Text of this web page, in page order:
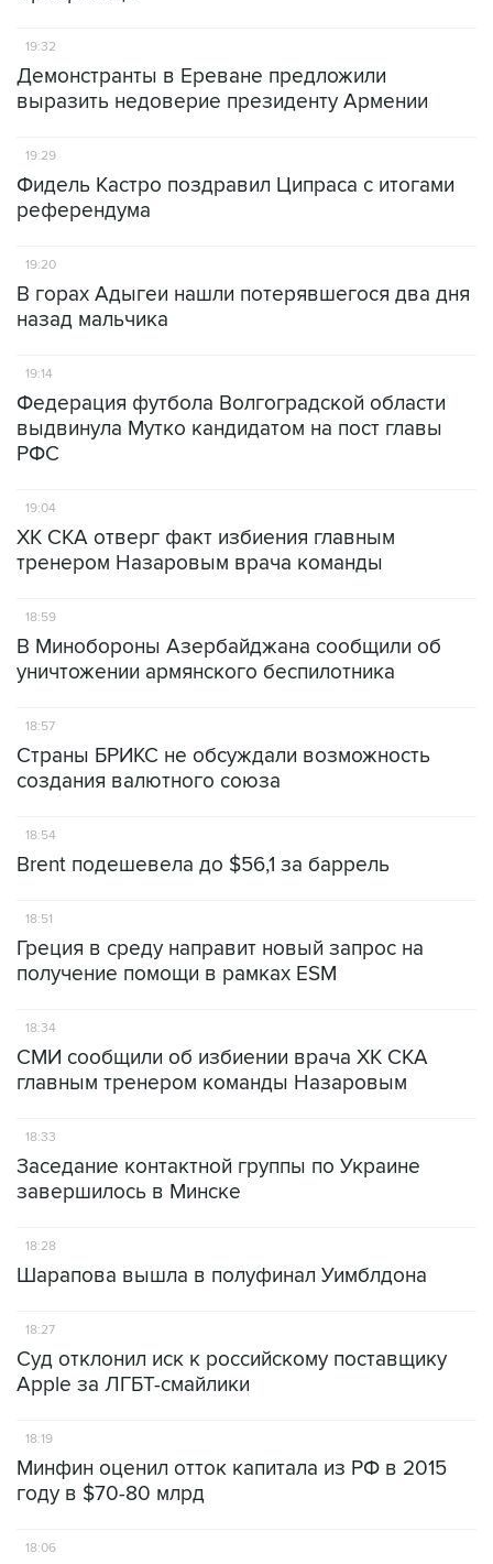
19:32
Демонстранты в Ереване предложили
выразить недоверие президенту Армении
19:29
Фидель Кастро поздравил Ципраса с итогами
референдума
19:20
В горах Адыгеи нашли потерявшегося два дня
назад мальчика
19:14
Федерация футбола Волгоградской области
выдвинула Мутко кандидатом на пост главы
РФС
19:04
ХК СКА отверг факт избиения главным
тренером Назаровым врача команды
18:59
В Минобороны Азербайджана сообщили об
уничтожении армянского беспилотника
18:57
Страны БРИКС не обсуждали возможность
создания валютного союза
18:54
Brent подешевела до $56,1 за баррель
18:51
Греция в среду направит новый запрос на
получение помощи в рамках ESM
18:34
СМИ сообщили об избиении врача ХК СКА
главным тренером команды Назаровым
18:33
Заседание контактной группы по Украине
завершилось в Минске
18:28
Шарапова вышла в полуфинал Уимблдона
18:27
Суд отклонил иск к российскому поставщику
Apple за ЛГБТ-смайлики
18:19
Минфин оценил отток капитала из РФ в 2015
году в $70-80 млрд
18:06